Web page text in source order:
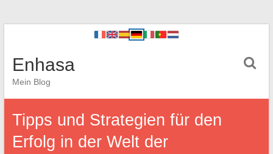
Enhasa
Mein Blog
Tipps und Strategien für den
Erfolg in der Welt der